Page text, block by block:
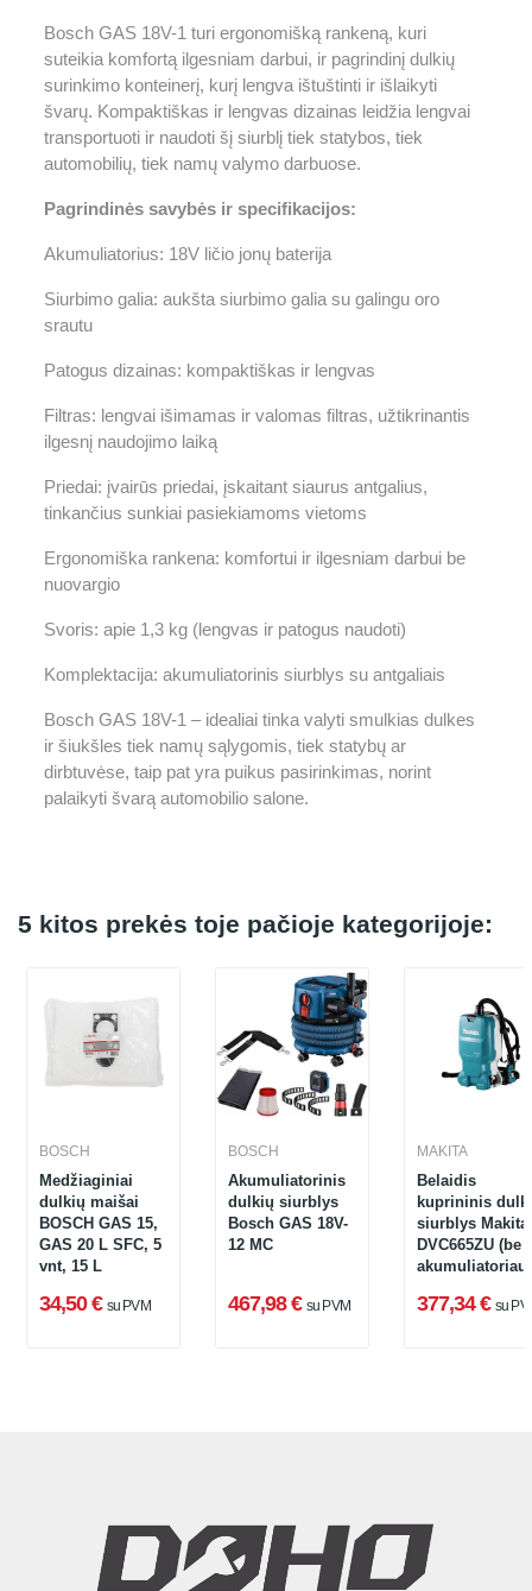
Bosch GAS 18V-1 turi ergonomišką rankeną, kuri
suteikia komfortą ilgesniam darbui, ir pagrindinį dulkių
surinkimo konteinerį, kurį lengva ištuštinti ir išlaikyti
švarų. Kompaktiškas ir lengvas dizainas leidžia lengvai
transportuoti ir naudoti šį siurblį tiek statybos, tiek
automobilių, tiek namų valymo darbuose.
Pagrindinės savybės ir specifikacijos:
Akumuliatorius: 18V ličio jonų baterija
Siurbimo galia: aukšta siurbimo galia su galingu oro
srautu
Patogus dizainas: kompaktiškas ir lengvas
Filtras: lengvai išimamas ir valomas filtras, užtikrinantis
ilgesnį naudojimo laiką
Priedai: įvairūs priedai, įskaitant siaurus antgalius,
tinkančius sunkiai pasiekiamoms vietoms
Ergonomiška rankena: komfortui ir ilgesniam darbui be
nuovargio
Svoris: apie 1,3 kg (lengvas ir patogus naudoti)
Komplektacija: akumuliatorinis siurblys su antgaliais
Bosch GAS 18V-1 – idealiai tinka valyti smulkias dulkes
ir šiukšles tiek namų sąlygomis, tiek statybų ar
dirbtuvėse, taip pat yra puikus pasirinkimas, norint
palaikyti švarą automobilio salone.
5 kitos prekės toje pačioje kategorijoje:
BOSCH
Medžiaginiai
dulkių maišai
BOSCH GAS 15,
GAS 20 L SFC, 5
vnt, 15 L
34,50 € su PVM
BOSCH
Akumuliatorinis
dulkių siurblys
Bosch GAS 18V-
12 MC
467,98 € su PVM
MAKITA
Belaidis
kuprininis
siurblys Makita
DVC665ZU (be
377,34 € su